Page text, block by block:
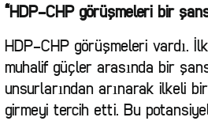
“HDP-CHP görüşmeleri bir
HDP-CHP görüşmeleri vardı.
muhalif güçler arasında bir
unsurlarından arınarak ilkeli
girmeyi tercih etti. Bu